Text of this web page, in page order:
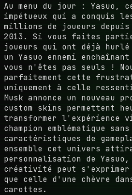
Au menu du jour : Yasuo,
impétueux qui a conquis
millions de joueurs depuis
2013. Si vous faites partie
joueurs qui ont déjà hurlé
un Yasuo ennemi
vous n'êtes pas seuls !
parfaitement cette
uniquement à celle
Musk annonce un nouveau
custom skins permettent
transformer l'expérience
champion emblématique
caractéristiques de
ensemble cet univers
personnalisation de
créativité peut s'exprimer
que celle d'une chèvre
carottes.